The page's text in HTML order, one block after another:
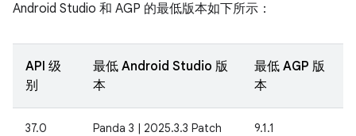
Android Studio 和 AGP 的最低版本如下所示：
API 级
别
最低 Android Studio 版
本
最低 AGP 版
本
37.0
Panda 3 | 2025.3.3 Patch
9.1.1